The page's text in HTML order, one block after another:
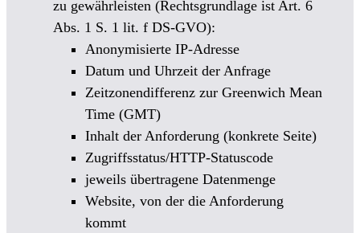
zu gewährleisten (Rechtsgrundlage ist Art. 6
Abs. 1 S. 1 lit. f DS-GVO):
Anonymisierte IP-Adresse
Datum und Uhrzeit der Anfrage
Zeitzonendifferenz zur Greenwich Mean
Time (GMT)
Inhalt der Anforderung (konkrete Seite)
Zugriffsstatus/HTTP-Statuscode
jeweils übertragene Datenmenge
Website, von der die Anforderung
kommt